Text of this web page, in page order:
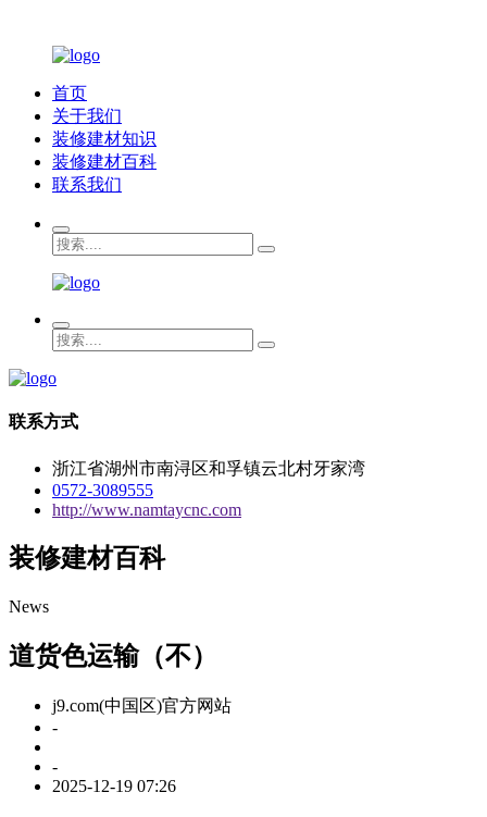
首页
关于我们
装修建材知识
装修建材百科
联系我们
联系方式
浙江省湖州市南浔区和孚镇云北村牙家湾
0572-3089555
http://www.namtaycnc.com
装修建材百科
News
道货色运输（不）
j9.com(中国区)官方网站
-
-
2025-12-19 07:26